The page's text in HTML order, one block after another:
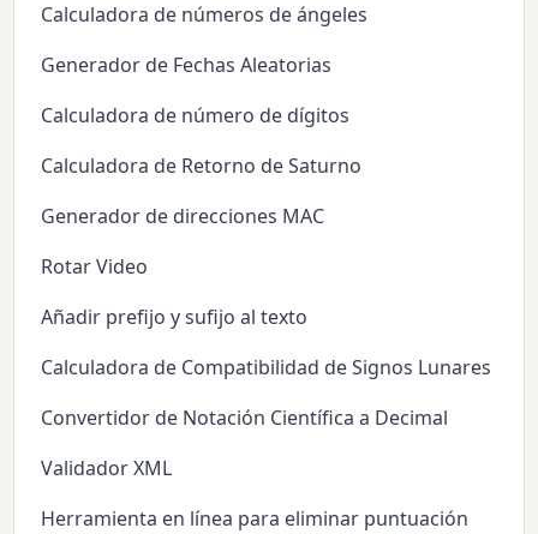
Calculadora de números de ángeles
Generador de Fechas Aleatorias
Calculadora de número de dígitos
Calculadora de Retorno de Saturno
Generador de direcciones MAC
Rotar Video
Añadir prefijo y sufijo al texto
Calculadora de Compatibilidad de Signos Lunares
Convertidor de Notación Científica a Decimal
Validador XML
Herramienta en línea para eliminar puntuación